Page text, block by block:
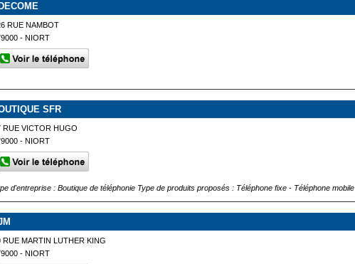
RUE NAMBOT
- NIORT
SFR
RUE VICTOR HUGO
- NIORT
d'entreprise : Boutique de téléphonie Type de produits proposés : Téléphone fixe - Téléphone mobile
RUE MARTIN LUTHER KING
- NIORT